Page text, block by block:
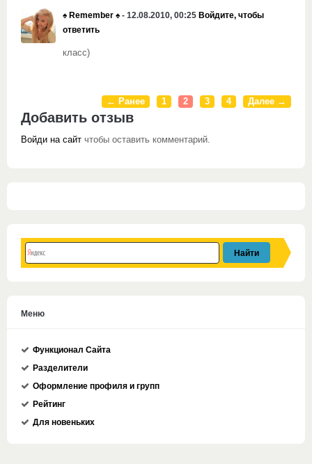
♠ Remember ♠ - 12.08.2010, 00:25 Войдите, чтобы
ответить
класс)
← Ранее 1 2 3 4 Далее →
Добавить отзыв
Войди на сайт чтобы оставить комментарий.
Меню
Функционал Сайта
Разделители
Оформление профиля и групп
Рейтинг
Для новеньких